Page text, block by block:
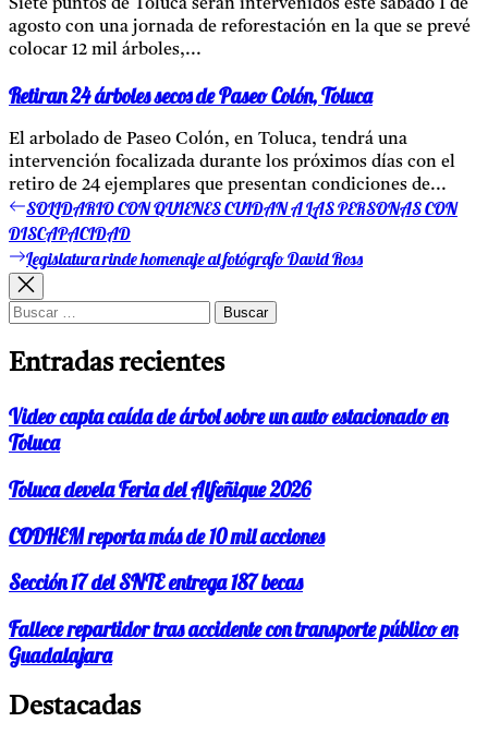
Siete puntos de Toluca serán intervenidos este sábado 1 de
agosto con una jornada de reforestación en la que se prevé
colocar 12 mil árboles,...
Retiran 24 árboles secos de Paseo Colón, Toluca
El arbolado de Paseo Colón, en Toluca, tendrá una
intervención focalizada durante los próximos días con el
retiro de 24 ejemplares que presentan condiciones de...
Navegación
de
entradas
Entrada
anterior:
SOLIDARIO CON QUIENES CUIDAN A LAS PERSONAS CON
DISCAPACIDAD
Entrada
siguiente:
Legislatura rinde homenaje al fotógrafo David Ross
Buscar:
Entradas recientes
Video capta caída de árbol sobre un auto estacionado en
Toluca
Toluca devela Feria del Alfeñique 2026
CODHEM reporta más de 10 mil acciones
Sección 17 del SNTE entrega 187 becas
Fallece repartidor tras accidente con transporte público en
Guadalajara
Destacadas